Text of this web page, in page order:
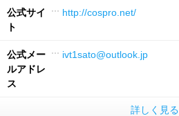
公式サイ
ト
http://cospro.net/
公式メー
ルアドレ
ス
ivt1sato@outlook.jp
詳しく見る